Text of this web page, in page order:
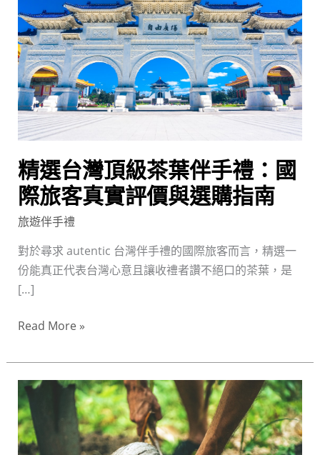
精選台灣頂級茶葉伴手禮：國
際旅客真實評價與選購指南
旅遊伴手禮
對於尋求 autentic 台灣伴手禮的國際旅客而言，精選一
份能真正代表台灣心意且讓收禮者讚不絕口的茶葉，是
[…]
選
台
灣
頂
級
茶
葉
伴
手
禮：
國
際
客
真
實
購
指
南
Read More »
台
灣
網
路